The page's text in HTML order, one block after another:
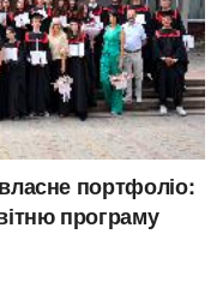
портфоліо:
програму